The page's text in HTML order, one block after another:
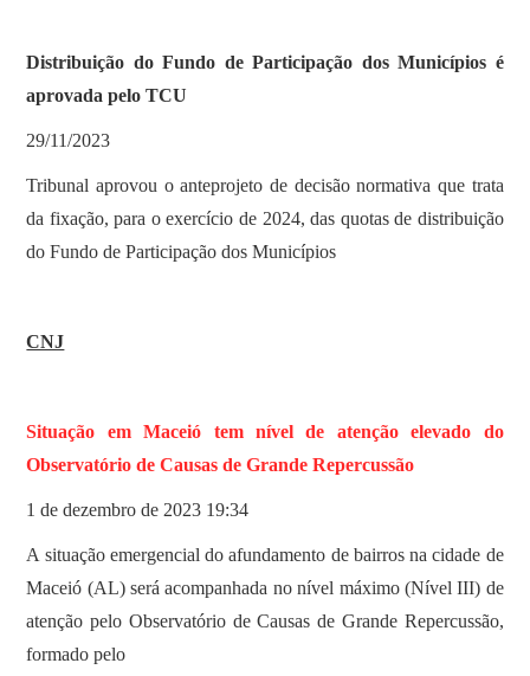
Distribuição do Fundo de Participação dos Municípios é
aprovada pelo TCU
29/11/2023
Tribunal aprovou o anteprojeto de decisão normativa que trata
da fixação, para o exercício de 2024, das quotas de distribuição
do Fundo de Participação dos Municípios
CNJ
Situação em Maceió tem nível de atenção elevado do
Observatório de Causas de Grande Repercussão
1 de dezembro de 2023 19:34
A situação emergencial do afundamento de bairros na cidade de
Maceió (AL) será acompanhada no nível máximo (Nível III) de
atenção pelo Observatório de Causas de Grande Repercussão,
formado pelo